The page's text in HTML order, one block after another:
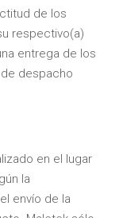
de los
respectivo(a)
entrega de los
despacho
en el lugar
la
envío de la